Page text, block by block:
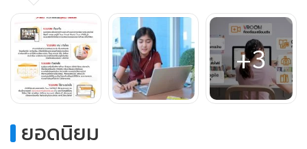
เชื่อมต่อผู้เรียนและผู้สอน ได้เรียนรู้พร้อมกันแบบเรียลไทม์ ทั้งครู
อาจารย์ นิสิต นักศึกษา และนักเรียน จะมีประสบการณ์การใช้
งานเหมือนอยู่ในโรงเรียน หรือห้องเรียนจริงผ่าน VROOM
+3
ยอดนิยม